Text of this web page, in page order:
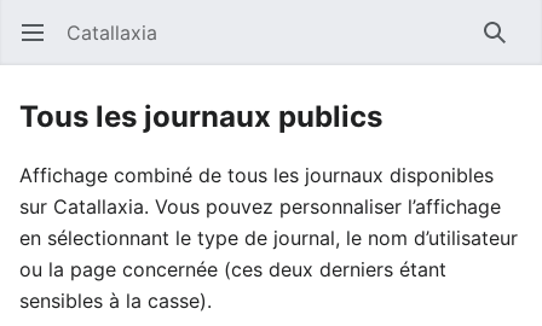
Ouvrir le menu principal Catallaxia
Tous les journaux publics
Affichage combiné de tous les journaux disponibles
sur Catallaxia. Vous pouvez personnaliser l’affichage
en sélectionnant le type de journal, le nom d’utilisateur
ou la page concernée (ces deux derniers étant
sensibles à la casse).